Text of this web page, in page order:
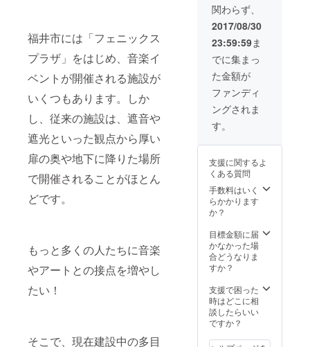
福井市には「フェニックス
プラザ」をはじめ、音楽イ
ベントが開催される施設が
いくつもあります。しか
し、従来の施設は、遮音や
遮光といった観点から厚い
扉の奥や地下に降りた場所
で開催されることがほとん
どです。
もっと多くの人たちに音楽
やアートとの接点を増やし
たい！
そこで、現在建設中の多目
関わらず、
2017/08/30
23:59:59ま
でに集まっ
た金額が
ファンディ
ングされま
す。
支援に関するよ
くある質問
手数料はいく
らかかります
か？
目標金額に届
かなかった場
合どうなりま
すか？
支援で困った
時はどこに相
談したらいい
ですか？